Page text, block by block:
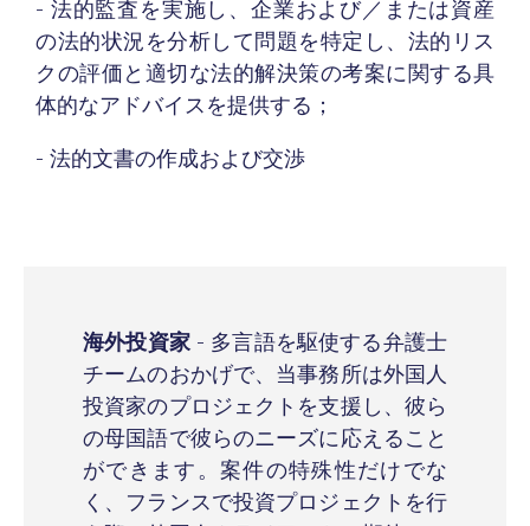
- 法的監査を実施し、企業および／または資産
の法的状況を分析して問題を特定し、法的リス
クの評価と適切な法的解決策の考案に関する具
体的なアドバイスを提供する；
- 法的文書の作成および交渉
海外投資家- 多言語を駆使する弁護士
チームのおかげで、当事務所は外国人
投資家のプロジェクトを支援し、彼ら
の母国語で彼らのニーズに応えること
ができます。案件の特殊性だけでな
く、フランスで投資プロジェクトを行